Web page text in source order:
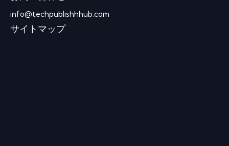
info@techpublishhhub.com
サイトマップ